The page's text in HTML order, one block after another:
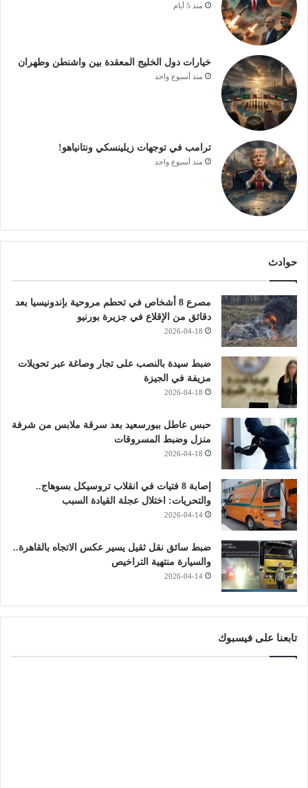
منذ 5 أيام
خيارات دول الخليج المعقدة بين واشنطن وطهران
منذ أسبوع واحد
ترامب في توجهات زيلينسكي ونتانياهو!
منذ أسبوع واحد
حوادث
مصرع 8 أشخاص في تحطم مروحية بإندونيسيا بعد
دقائق من الإقلاع في جزيرة بورنيو
2026-04-18
ضبط سيدة بالنصب على تجار وصاغة عبر تحويلات
مزيفة في الجيزة
2026-04-18
حبس عاطل ببورسعيد بعد سرقة ملابس من شرفة
منزل وضبط المسروقات
2026-04-18
إصابة 8 فتيات في انقلاب تروسيكل بسوهاج..
والتحريات: اختلال عجلة القيادة السبب
2026-04-14
ضبط سائق نقل ثقيل يسير عكس الاتجاه بالقاهرة..
والسيارة منتهية التراخيص
2026-04-14
تابعنا على فيسبوك